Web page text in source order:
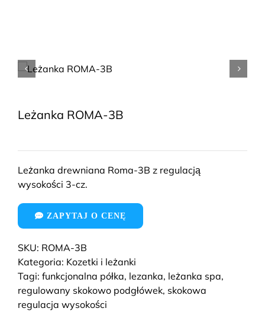
Leżanka ROMA-3B
Leżanka drewniana Roma-3B z regulacją
wysokości 3-cz.
ZAPYTAJ O CENĘ
SKU: ROMA-3B
Kategoria: Kozetki i leżanki
Tagi: funkcjonalna półka, lezanka, leżanka spa,
regulowany skokowo podgłówek, skokowa
regulacja wysokości